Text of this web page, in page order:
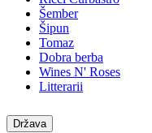
Šember
Šipun
Tomaz
Dobra berba
Wines N' Roses
Litterarii
Država